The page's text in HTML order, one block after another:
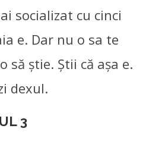
socializat cu cinci
e. Dar nu o sa te
să știe. Știi că așa e.
dexul.
3